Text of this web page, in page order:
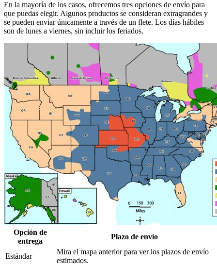
En la mayoría de los casos, ofrecemos tres opciones de envío para
que puedas elegir. Algunos productos se consideran extragrandes y
se pueden enviar únicamente a través de un flete. Los días hábiles
son de lunes a viernes, sin incluir los feriados.
Opción de
entrega
Plazo de envío
Estándar
Mira el mapa anterior para ver los plazos de envío
estimados.